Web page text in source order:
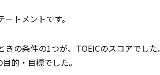
トメントです。
きの条件の1つが、TOEICのスコアでし
的・目標でした。